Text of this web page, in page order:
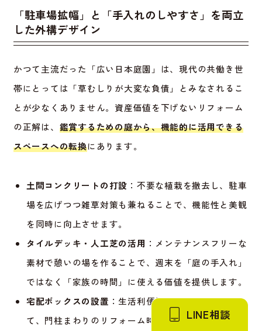
LINE相談
「駐車場拡幅」と「手入れのしやすさ」を両立
した外構デザイン
かつて主流だった「広い日本庭園」は、現代の共働き世
帯にとっては「草むしりが大変な負債」とみなされるこ
とが少なくありません。資産価値を下げないリフォーム
の正解は、 鑑賞するための庭から、機能的に活用できる
スペースへの転換にあります。
土間コンクリートの打設 ：不要な植栽を撤去し、駐車
場を広げつつ雑草対策も兼ねることで、機能性と美観
を同時に向上させます。
タイルデッキ・人工芝の活用 ：メンテナンスフリーな
素材で憩いの場を作ることで、週末を「庭の手入れ」
ではなく「家族の時間」に使える価値を提供します。
宅配ボックスの設置 ：生活利便性を高める設備とし
て、門柱まわりのリフォーム時に組み込むことで、現